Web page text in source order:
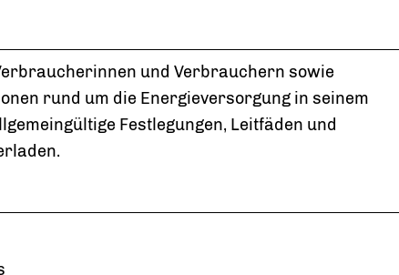
und Verbrauchern sowie
rund um die Energieversorgung in seinem
Festlegungen, Leitfäden und